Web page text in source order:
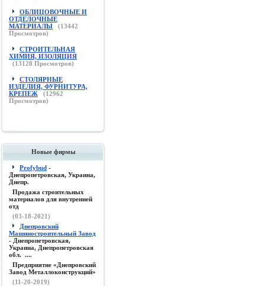
ОБЛИЦОВОЧНЫЕ И
ОТДЕЛОЧНЫЕ
МАТЕРИАЛЫ
(13442
Просмотров)
СТРОИТЕЛЬНАЯ
ХИМИЯ, ИЗОЛЯЦИЯ
(13128 Просмотров)
СТОЛЯРНЫЕ
ИЗДЕЛИЯ, ФУРНИТУРА,
КРЕПЕЖ
(12962
Просмотров)
Новые фирмы
Profybud -
Днепропетровская, Украина,
Днепр.
Продажа строительных
материалов для внутренней
отд
(03-18-2021)
Днепровский
Машиностроительный Завод
- Днепропетровская,
Украина, Днепропетровская
обл. ....
Предприятие «Днепровский
Завод Металлоконструкций»
(11-20-2019)